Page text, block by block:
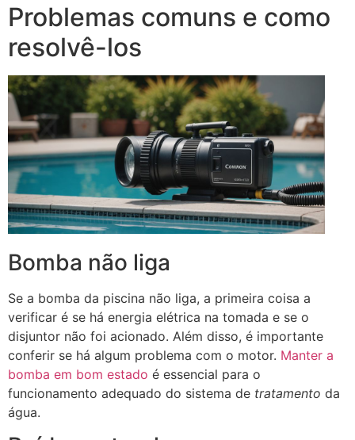
Problemas comuns e como
resolvê-los
Bomba não liga
Se a bomba da piscina não liga, a primeira coisa a
verificar é se há energia elétrica na tomada e se o
disjuntor não foi acionado. Além disso, é importante
conferir se há algum problema com o motor. Manter a
bomba em bom estado é essencial para o
funcionamento adequado do sistema de tratamento da
água.